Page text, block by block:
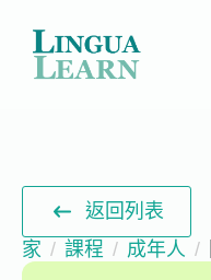
返回列表
家
課程 成年人